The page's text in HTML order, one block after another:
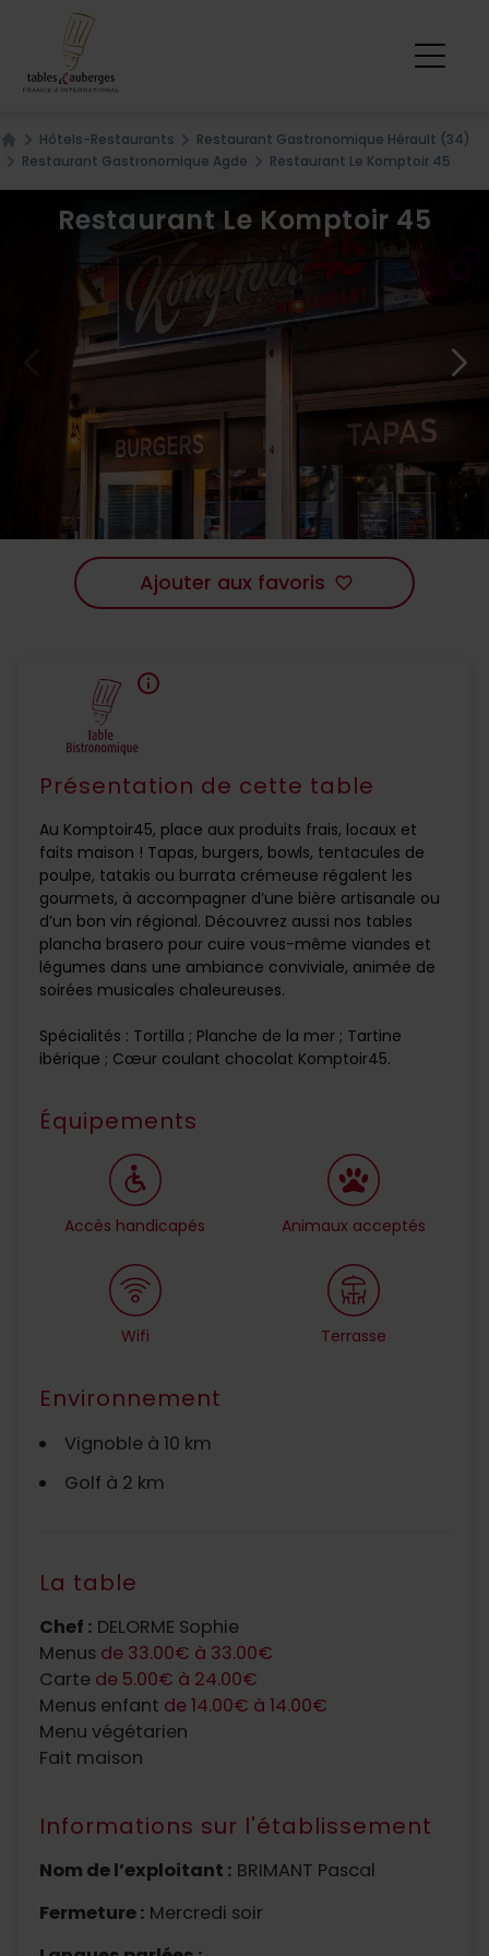
Home
Hôtels-Restaurants
Restaurant Gastronomique Hérault (34)
Restaurant Gastronomique Agde
Restaurant Le Komptoir 45
Restaurant Le Komptoir 45
Ajouter aux favoris favorite_border
Présentation de cette table
Au Komptoir45, place aux produits frais, locaux et
faits maison ! Tapas, burgers, bowls, tentacules de
poulpe, tatakis ou burrata crémeuse régalent les
gourmets, à accompagner d’une bière artisanale ou
d’un bon vin régional. Découvrez aussi nos tables
plancha brasero pour cuire vous-même viandes et
légumes dans une ambiance conviviale, animée de
soirées musicales chaleureuses.
Spécialités : Tortilla ; Planche de la mer ; Tartine
ibérique ; Cœur coulant chocolat Komptoir45.
info
Équipements
Accès handicapés Animaux acceptés
Wifi Terrasse
Environnement
Vignoble à 10 km
Golf à 2 km
La table
Chef : DELORME Sophie
Menus de 33.00€ à 33.00€
Carte de 5.00€ à 24.00€
Menus enfant de 14.00€ à 14.00€
Menu végétarien
Fait maison
Informations sur l'établissement
Nom de l’exploitant : BRIMANT Pascal
Fermeture : Mercredi soir